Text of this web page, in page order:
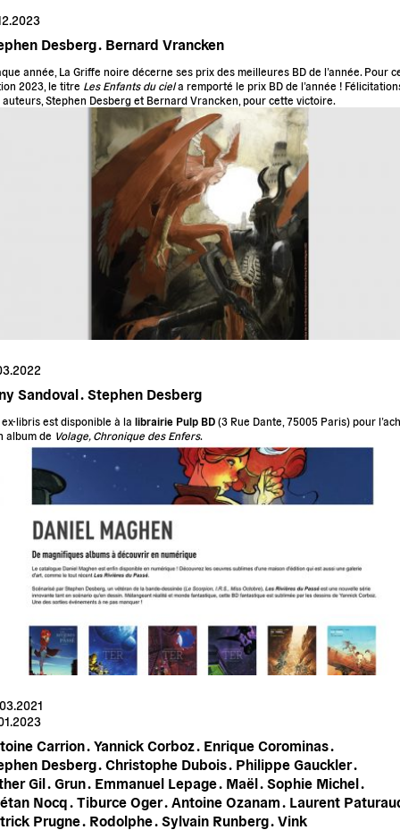
Desberg . Bernard Vrancken
année, La Griffe noire décerne ses prix des meilleures BD de l’année. Pour
2023, le titre Les Enfants du ciela remporté le prix BD de l’année !
auteurs, Stephen Desberg et Bernard Vrancken, pour cette victoire.
Sandoval . Stephen Desberg
ex-libris est disponible à la librairie Pulp BD (3 Rue Dante, 75005 Paris) pour
album de Volage, Chronique des Enfers.
Carrion .Yannick Corboz . Enrique Corominas .
Desberg . Christophe Dubois . Philippe Gauckler .
Gil . Grun . Emmanuel Lepage . Maël . Sophie Michel .
Nocq . Tiburce Oger . Antoine Ozanam . Laurent
Prugne . Rodolphe . Sylvain Runberg . Vink